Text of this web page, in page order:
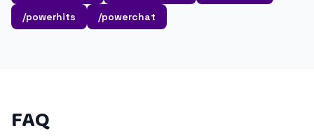
/powerhits /powerchat
FAQ